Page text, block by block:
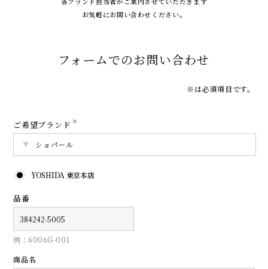
お気軽にお問い合わせください。
フォームでのお問い合わせ
※は必須項目です。
ご希望ブランド ※
YOSHIDA 東京本店
品番
例：6006G-001
商品名